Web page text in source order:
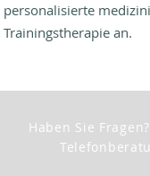
personalisierte
Trainingstherapie an.
Haben Sie